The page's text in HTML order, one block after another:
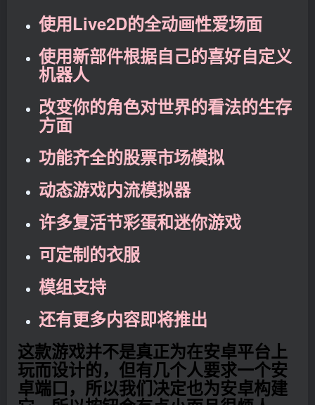
使用Live2D的全动画性爱场面
使用新部件根据自己的喜好自定义
机器人
改变你的角色对世界的看法的生存
方面
功能齐全的股票市场模拟
动态游戏内流模拟器
许多复活节彩蛋和迷你游戏
可定制的衣服
模组支持
还有更多内容即将推出
这款游戏并不是真正为在安卓平台上
玩而设计的，但有几个人要求一个安
卓端口，所以我们决定也为安卓构建